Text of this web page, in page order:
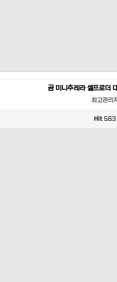
곰 미니추레라 셀프로더
최고관리
Hit 563